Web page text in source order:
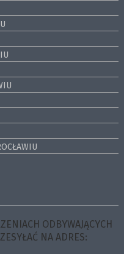
ODBYWAJĄCYCH
NA ADRES: